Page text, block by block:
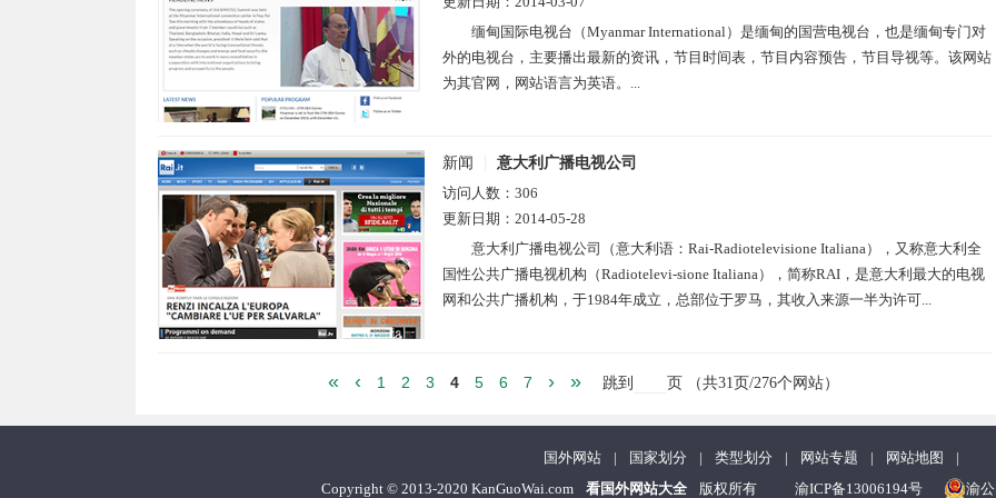
缅甸国际电视台（Myanmar International）是缅甸的国营电视台，也是缅甸专门对
外的电视台，主要播出最新的资讯，节目时间表，节目内容预告，节目导视等。该网站
为其官网，网站语言为英语。...
新闻
意大利广播电视公司
访问人数： 306
更新日期： 2014-05-28
意大利广播电视公司（意大利语：Rai-Radiotelevisione Italiana），又称意大利全
国性公共广播电视机构（Radiotelevi-sione Italiana），简称RAI，是意大利最大的电视
网和公共广播机构，于1984年成立，总部位于罗马，其收入来源一半为许可...
« ‹ 1 2 3 4 5 6 7 › » 跳到 页 （共31页/276个网站）
国外网站 | 国家划分 | 类型划分 | 网站专题 | 网站地图
|
Copyright ©2013-2020 KanGuoWai.com 看国外网站大全 版权所有 渝ICP备13006194号 渝